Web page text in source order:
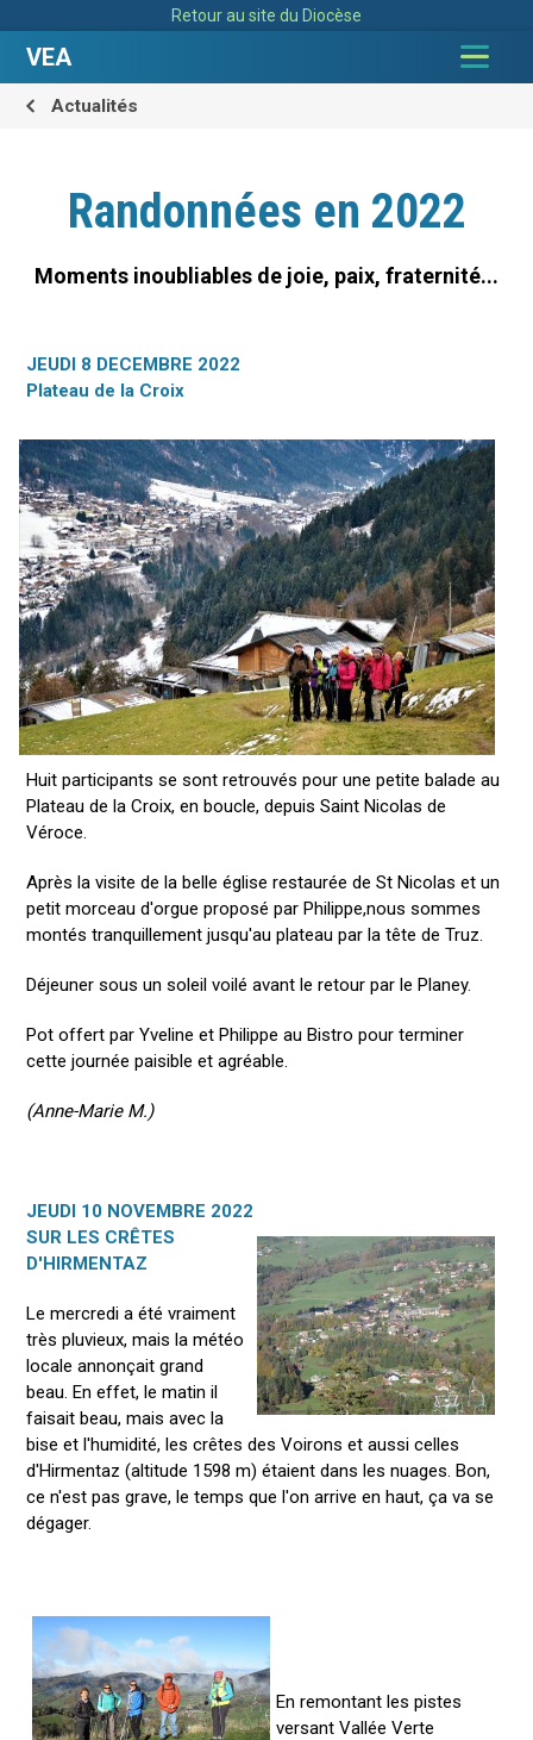
contenu.
la
navigation
Retour au site du Diocèse
VEA
Actualités
Randonnées en 2022
Moments inoubliables de joie, paix, fraternité...
JEUDI 8 DECEMBRE 2022
Plateau de la Croix
Huit participants se sont retrouvés pour une petite balade au
Plateau de la Croix, en boucle, depuis Saint Nicolas de
Véroce.
Après la visite de la belle église restaurée de St Nicolas et un
petit morceau d'orgue proposé par Philippe,nous sommes
montés tranquillement jusqu'au plateau par la tête de Truz.
Déjeuner sous un soleil voilé avant le retour par le Planey.
Pot offert par Yveline et Philippe au Bistro pour terminer
cette journée paisible et agréable.
(Anne-Marie M.)
JEUDI 10 NOVEMBRE 2022
SUR LES CRÊTES
D'HIRMENTAZ
Le mercredi a été vraiment
très pluvieux, mais la météo
locale annonçait grand
beau. En effet, le matin il
faisait beau, mais avec la
bise et l'humidité, les crêtes des Voirons et aussi celles
d'Hirmentaz (altitude 1598 m) étaient dans les nuages. Bon,
ce n'est pas grave, le temps que l'on arrive en haut, ça va se
dégager.
En remontant les pistes
versant Vallée Verte